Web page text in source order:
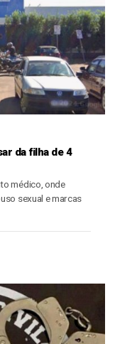
da filha de 4
médico, onde
sexual e marcas